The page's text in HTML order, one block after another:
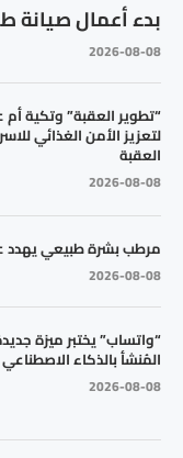
بدء أعمال صيانة
2026-08-08
“تطوير العقبة” وتكية
لتعزيز الأمن الغذائي
العقبة
2026-08-08
مرطب بشرة طبيعي يهدد
2026-08-08
“واتساب” يختبر ميزة
المُنشأ بالذكاء
2026-08-08